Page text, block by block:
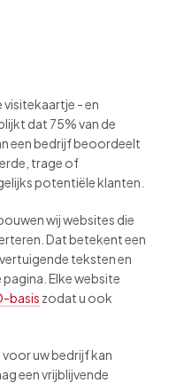
visitekaartje - en
dat 75% van de
een bedrijf beoordeelt
trage of
potentiële klanten.
wij websites die
Dat betekent een
teksten en
Elke website
basis zodat u ook
uw bedrijf kan
een vrijblijvende